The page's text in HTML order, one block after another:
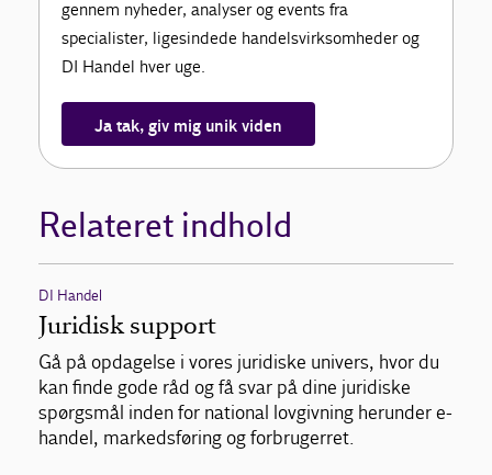
gennem nyheder, analyser og events fra
specialister, ligesindede handelsvirksomheder og
DI Handel hver uge.
Ja tak, giv mig unik viden
Relateret indhold
DI Handel
Juridisk support
Gå på opdagelse i vores juridiske univers, hvor du
kan finde gode råd og få svar på dine juridiske
spørgsmål inden for national lovgivning herunder e-
handel, markedsføring og forbrugerret.